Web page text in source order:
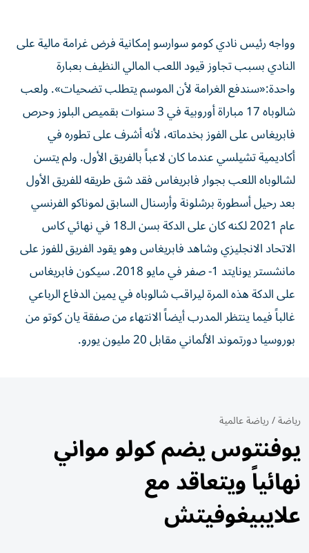
وواجه رئيس نادي كومو سوارسو إمكانية فرض غرامة مالية على
النادي بسبب تجاوز قيود اللعب المالي النظيف بعبارة
واحدة:«سندفع الغرامة لأن الموسم يتطلب تضحيات». ولعب
شالوباه 17 مباراة أوروبية في 3 سنوات بقميص البلوز وحرص
فابريغاس على الفوز بخدماته، لأنه أشرف على تطوره في
أكاديمية تشيلسي عندما كان لاعباً بالفريق الأول. ولم يتسن
لشالوباه اللعب بجوار فابريغاس فقد شق طريقه للفريق الأول
بعد رحيل أسطورة برشلونة وأرسنال السابق لموناكو الفرنسي
عام 2021 لكنه كان على الدكة بسن الـ18 في نهائي كاس
الاتحاد الانجليزي وشاهد فابريغاس وهو يقود الفريق للفوز على
مانشستر يونايتد 1- صفر في مايو 2018. سيكون فابريغاس
على الدكة هذه المرة ليراقب شالوباه في يمين الدفاع الرباعي
غالباً فيما ينتظر المدرب أيضاً الانتهاء من صفقة يان كوتو من
بوروسيا دورتموند الألماني مقابل 20 مليون يورو.
رياضة/رياضة عالمية
يوفنتوس يضم كولو مواني
نهائياً ويتعاقد مع
علايبيغوفيتش